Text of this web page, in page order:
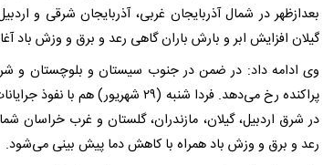
بعدازظهر در شمال آذربایجان غربی، آذربایجان شرقی و
گیلان افزایش ابر و بارش باران گاهی رعد و برق و وزش باد
وی ادامه داد: در ضمن در جنوب سیستان و بلوچستان و شرق
پراکنده رخ می‌دهد. فردا شنبه (۲۹
در شرق اردبیل، گیلان، مازندران، گلستان و غرب خراسان
رعد و برق و وزش باد همراه با کاهش دما پیش بینی می‌شود.